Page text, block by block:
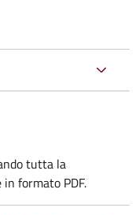
tutta la
formato PDF.